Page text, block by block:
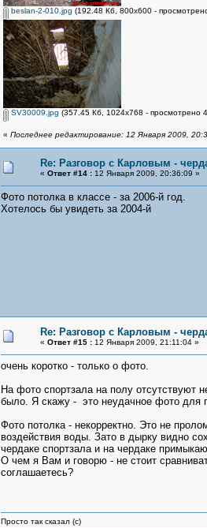
beslan-2-010.jpg (192.48 Кб, 800x600 -
SV30009.jpg (357.45 Кб, 1024x768 - просмотрено
« Последнее редактирование: 12 Января 2009,
Re: Разговор с Карловым -
« Ответ #14 :12 Января 2009, 20:36:09 »
Фото потолка в классе - за 2006-й год.
Хотелось бы увидеть за 2004-й
Re: Разговор с Карловым -
« Ответ #15 :12 Января 2009, 21:11:04 »
очень коротко - только о фото.
На фото спортзала на полу отсутствуют
было. Я скажу - это неудачное фото для
Фото потолка - некорректно. Это не
воздействия воды. Зато в дырку видно
чердаке спортзала и на чердаке
О чем я Вам и говорю - не стоит
соглашаетесь?
Просто так сказал (с)